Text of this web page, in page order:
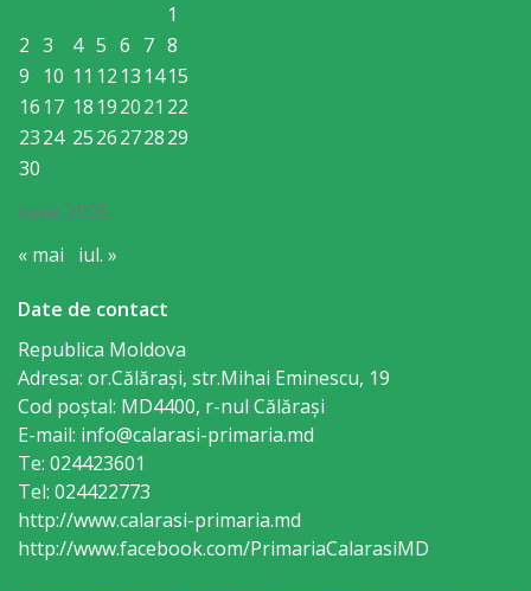
specialitate
Regulamentul
Consiliului
Dispoziții
Proiecte
de
decizii
Deciziile
Consiliului
Consiliul
de
iunie 2025
1
2 3 4 5 6 7 8
9
10 11 12 13 1415
16 17 18 192021 22
2324 2526272829
30
« mai iul. »
Date de contact
Republica Moldova
Adresa: or.Călăraşi, str.Mihai Eminescu, 19
Cod poștal: MD4400, r-nul Călăraşi
E-mail: info@calarasi-primaria.md
Te: 024423601
Tel: 024422773
http://www.calarasi-primaria.md
http://www.facebook.com/PrimariaCalarasiMD